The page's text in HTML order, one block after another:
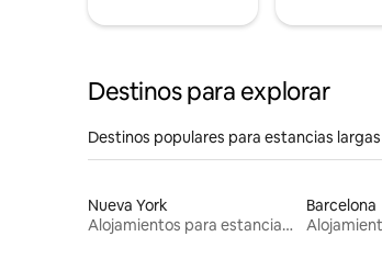
Destinos para explorar
Destinos populares para estancias largas
Nueva York
Alojamientos para estancias largas
Barcelona